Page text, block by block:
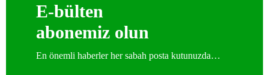
E-bülten
abonemiz olun
En önemli haberler her sabah posta kutunuzda…